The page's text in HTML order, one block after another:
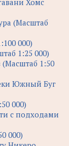
Хомс
(Масштаб
000)
1:25 000)
1:50
Южный Буг
000)
с подходами
000)